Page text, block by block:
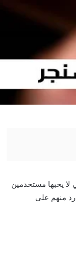
لا يحبها مستخدمين
رد منهم على